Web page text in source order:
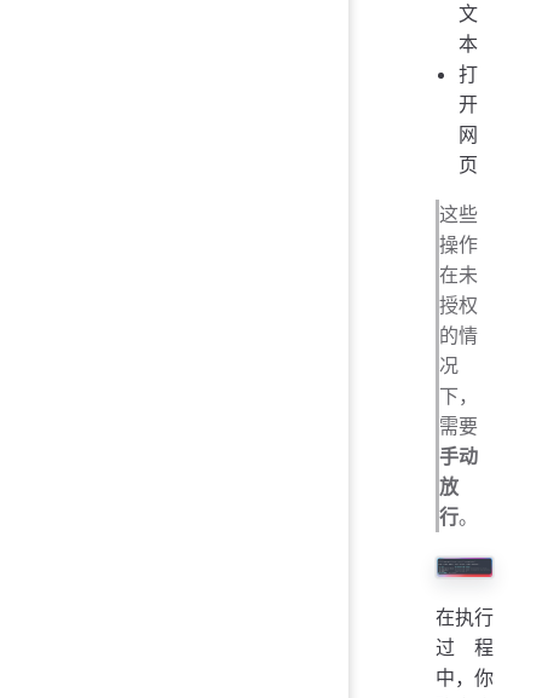
文
本
打
开
网
页
这些
操作
在未
授权
的情
况
下，
需要
手动
放
行。
在执行
过程
中，你